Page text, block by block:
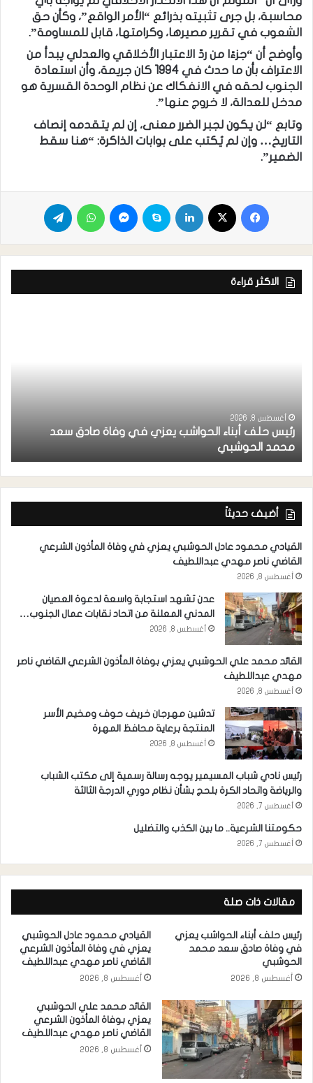
محاسبة، بل جرى تثبيته بذرائع “الأمر الواقع”، وكأن حق
الشعوب في تقرير مصيرها، وكرامتها، قابل للمساومة”.
وأوضح أن “جزءًا من ردّ الاعتبار الأخلاقي والعدلي يبدأ من
الاعتراف بأن ما حدث في 1994 كان جريمة، وأن استعادة
الجنوب لحقه في الانفكاك عن نظام الوحدة القسرية هو
مدخل للعدالة، لا خروج عنها”.
وتابع “لن يكون لجبر الضرر معنى، إن لم يتقدمه إنصاف
التاريخ… وإن لم يُكتب على بوابات الذاكرة: “هنا سقط
الضمير”.
الاكثر قراءة
أغسطس 8, 2026
رئيس حلف أبناء الحواشب يعزي في وفاة صادق سعد
محمد الحوشبي
أضيف حديثاً
القيادي محمود عادل الحوشبي يعزي في وفاة المأذون الشرعي
القاضي ناصر مهدي عبداللطيف
أغسطس 8, 2026
عدن تشهد استجابة واسعة لدعوة العصيان
المدني المعلنة من اتحاد نقابات عمال الجنوب…
أغسطس 8, 2026
القائد محمد علي الحوشبي يعزي بوفاة المأذون الشرعي القاضي ناصر
مهدي عبداللطيف
أغسطس 8, 2026
تدشين مهرجان خريف حوف ومخيم الأسر
المنتجة برعاية محافظ المهرة
أغسطس 8, 2026
رئيس نادي شباب المسيمير يوجه رسالة رسمية إلى مكتب الشباب
والرياضة واتحاد الكرة بلحج بشأن نظام دوري الدرجة الثالثة
أغسطس 7, 2026
حكومتنا الشرعية.. ما بين الكذب والتضليل
أغسطس 7, 2026
مقالات ذات صلة
رئيس حلف أبناء الحواشب يعزي
في وفاة صادق سعد محمد
الحوشبي
أغسطس 8, 2026
القيادي محمود عادل الحوشبي
يعزي في وفاة المأذون الشرعي
القاضي ناصر مهدي عبداللطيف
أغسطس 8, 2026
القائد محمد علي الحوشبي
يعزي بوفاة المأذون الشرعي
القاضي ناصر مهدي عبداللطيف
أغسطس 8, 2026